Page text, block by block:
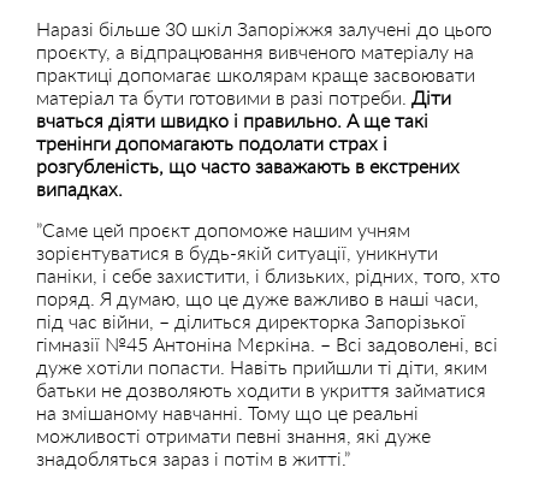
Наразі більше 30 шкіл Запоріжжя залучені до цього
проєкту, а відпрацювання вивченого матеріалу на
практиці допомагає школярам краще засвоювати
матеріал та бути готовими в разі потреби. Діти
вчаться діяти швидко і правильно. А ще такі
тренінги допомагають подолати страх і
розгубленість, що часто заважають в екстрених
випадках.
”Саме цей проєкт допоможе нашим учням
зорієнтуватися в будь-якій ситуації, уникнути
паніки, і себе захистити, і близьких, рідних, того, хто
поряд. Я думаю, що це дуже важливо в наші часи,
під час війни, – ділиться директорка Запорізької
гімназії №45 Антоніна Мєркіна. – Всі задоволені, всі
дуже хотіли попасти. Навіть прийшли ті діти, яким
батьки не дозволяють ходити в укриття займатися
на змішаному навчанні. Тому що це реальні
можливості отримати певні знання, які дуже
знадобляться зараз і потім в житті.”